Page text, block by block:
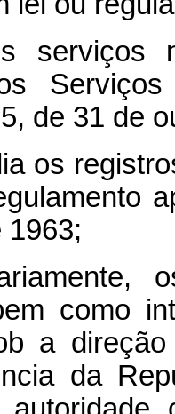
serviços
de 31 de
os
1963;
como
a
da